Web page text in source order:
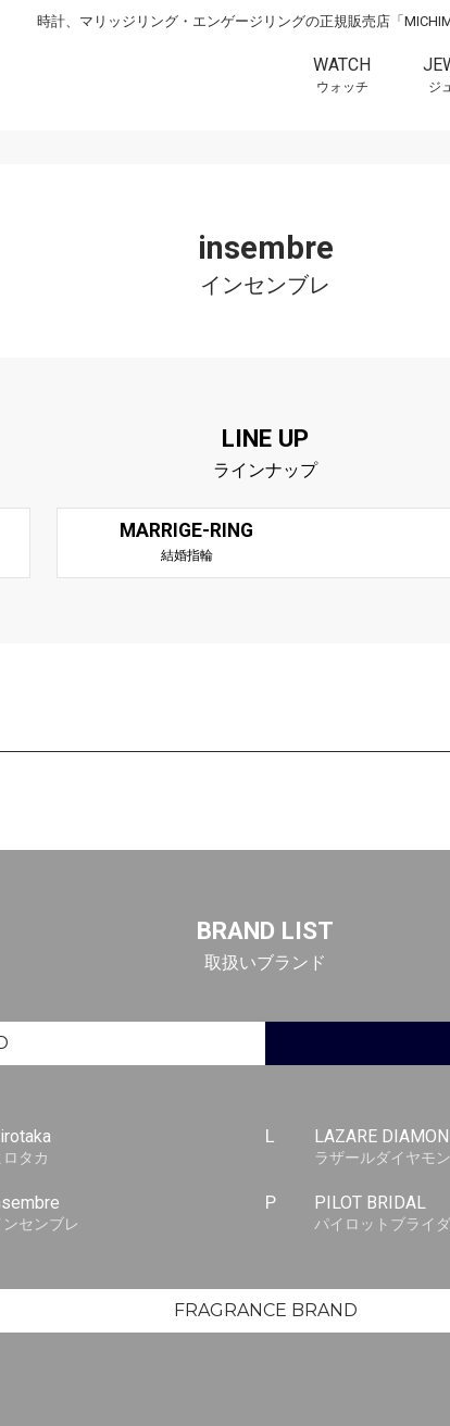
時計、マリッジリング・エンゲージリングの正規販売店「
WATCH
ウォッチ ジ
insembre
インセンブレ
LINE UP
ラインナップ
MARRIGE-RING
結婚指輪
BRAND LIST
取扱いブランド
ロタカ
ンセンブレ
L LAZARE
ラザールダイヤモ
P PILOT BRIDAL
パイロットブライ
FRAGRANCE BRAND